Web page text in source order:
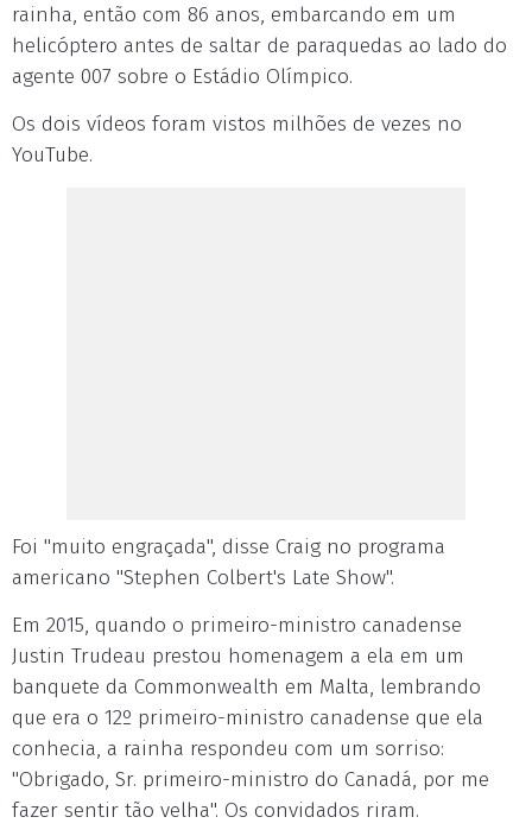
rainha, então com 86 anos, embarcando em um
helicóptero antes de saltar de paraquedas ao lado do
agente 007 sobre o Estádio Olímpico.
Os dois vídeos foram vistos milhões de vezes no
YouTube.
Foi "muito engraçada", disse Craig no programa
americano "Stephen Colbert's Late Show".
Em 2015, quando o primeiro-ministro canadense
Justin Trudeau prestou homenagem a ela em um
banquete da Commonwealth em Malta, lembrando
que era o 12º primeiro-ministro canadense que ela
conhecia, a rainha respondeu com um sorriso:
"Obrigado, Sr. primeiro-ministro do Canadá, por me
fazer sentir tão velha". Os convidados riram.